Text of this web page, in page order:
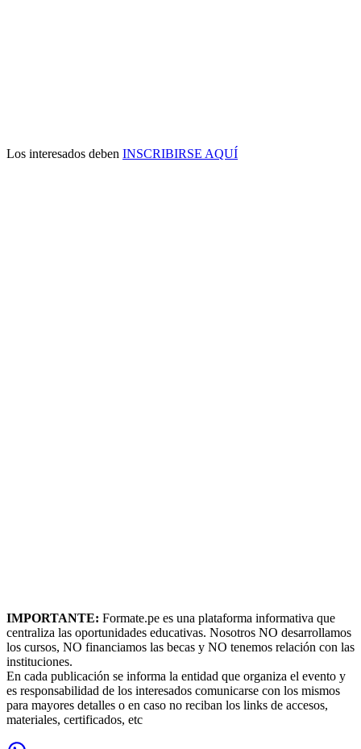
Los interesados deben INSCRIBIRSE AQUÍ
IMPORTANTE: Formate.pe es una plataforma informativa que
centraliza las oportunidades educativas. Nosotros NO desarrollamos
los cursos, NO financiamos las becas y NO tenemos relación con las
instituciones.
En cada publicación se informa la entidad que organiza el evento y
es responsabilidad de los interesados comunicarse con los mismos
para mayores detalles o en caso no reciban los links de accesos,
materiales, certificados, etc